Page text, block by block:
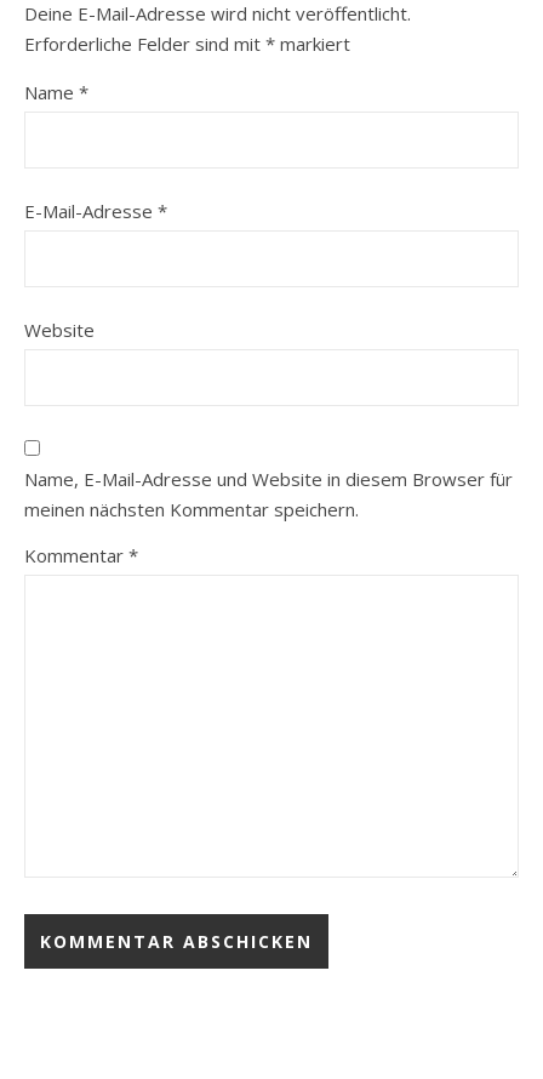
Deine E-Mail-Adresse wird nicht veröffentlicht.
Erforderliche Felder sind mit * markiert
Name *
E-Mail-Adresse *
Website
Name, E-Mail-Adresse und Website in diesem Browser für
meinen nächsten Kommentar speichern.
Kommentar *